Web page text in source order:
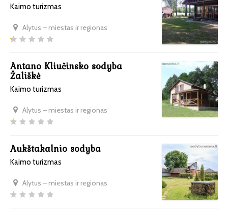
Kaimo turizmas
Alytus – miestas ir regionas
Antano Kliučinsko sodyba
Žališkė
Kaimo turizmas
Alytus – miestas ir regionas
Aukštakalnio sodyba
Kaimo turizmas
Alytus – miestas ir regionas